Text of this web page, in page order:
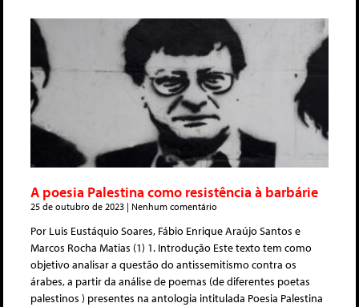
A poesia Palestina como resistência à barbárie
25 de outubro de 2023 Nenhum comentário
Por Luis Eustáquio Soares, Fábio Enrique Araújo Santos e
Marcos Rocha Matias (1) 1. Introdução Este texto tem como
objetivo analisar a questão do antissemitismo contra os
árabes, a partir da análise de poemas (de diferentes poetas
palestinos ) presentes na antologia intitulada Poesia Palestina